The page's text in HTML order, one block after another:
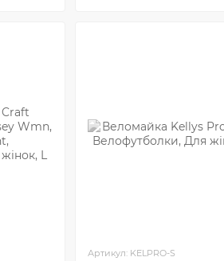
Артикул: KELPRO-S